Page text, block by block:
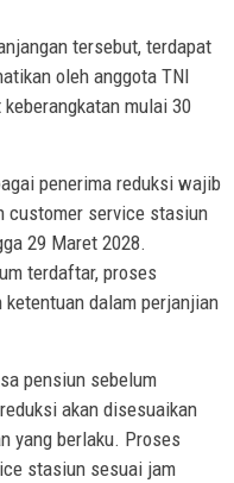
tersebut, terdapat
oleh anggota TNI
mulai 30
penerima reduksi wajib
customer service stasiun
29 Maret 2028.
terdaftar, proses
dalam perjanjian
pensiun sebelum
akan disesuaikan
yang berlaku. Proses
stasiun sesuai jam